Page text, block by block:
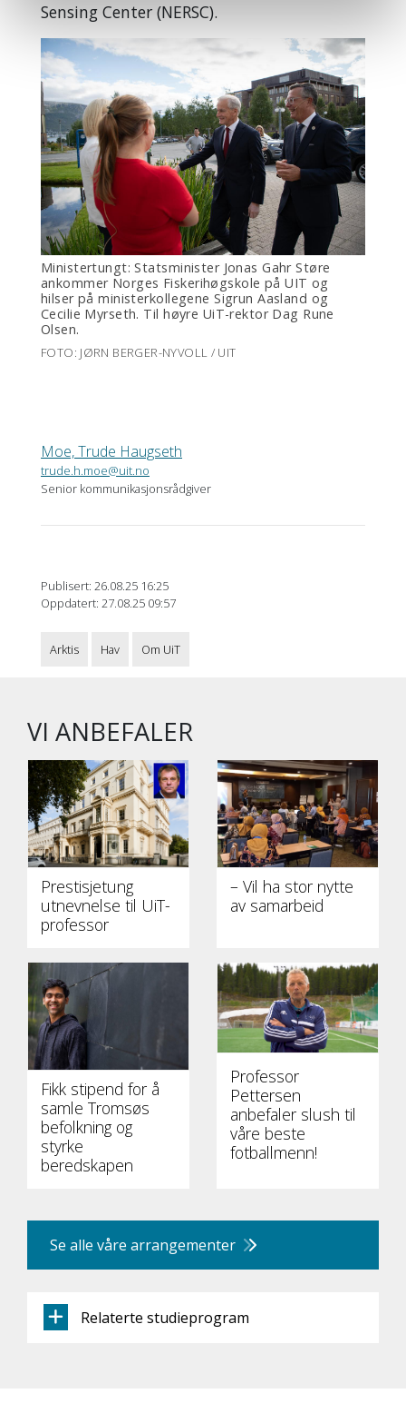
Sensing Center (NERSC).
Ministertungt: Statsminister Jonas Gahr Støre
ankommer Norges Fiskerihøgskole på UIT og
hilser på ministerkollegene Sigrun Aasland og
Cecilie Myrseth. Til høyre UiT-rektor Dag Rune
Olsen.
FOTO: JØRN BERGER-NYVOLL / UIT
Moe, Trude Haugseth
trude.h.moe@uit.no
Senior kommunikasjonsrådgiver
Publisert: 26.08.25 16:25
Oppdatert: 27.08.25 09:57
Arktis Hav Om UiT
VI ANBEFALER
Prestisjetung
utnevnelse til UiT-
professor
– Vil ha stor nytte
av samarbeid
Fikk stipend for å
samle Tromsøs
befolkning og
styrke
beredskapen
Professor
Pettersen
anbefaler slush til
våre beste
fotballmenn!
Se alle våre arrangementer
Relaterte studieprogram